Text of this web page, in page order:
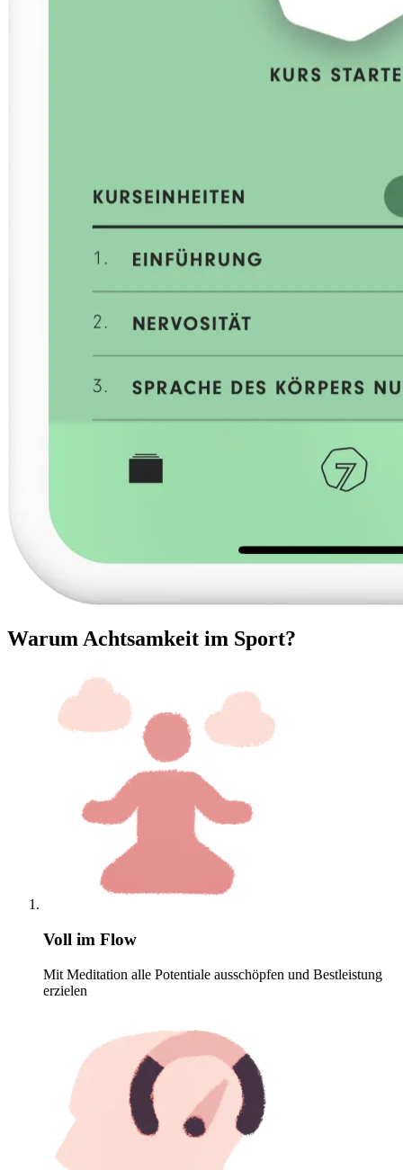
Warum Achtsamkeit im Sport?
Voll im Flow
Mit Meditation alle Potentiale ausschöpfen und Bestleistung
erzielen